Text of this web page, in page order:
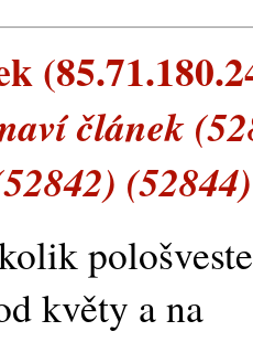
článek
(52844)
květy a na